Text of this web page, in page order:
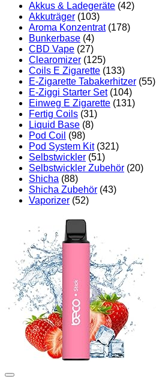
Akkus & Ladegeräte (42)
Akkuträger (103)
Aroma Konzentrat (178)
Bunkerbase (4)
CBD Vape (27)
Clearomizer (125)
Coils E Zigarette (133)
E-Zigarette Tabakerhitzer (55)
E-Ziggi Starter Set (104)
Einweg E Zigarette (131)
Fertig Coils (31)
Liquid Base (8)
Pod Coil (98)
Pod System Kit (321)
Selbstwickler (51)
Selbstwickler Zubehör (20)
Shicha (88)
Shicha Zubehör (43)
Vaporizer (52)